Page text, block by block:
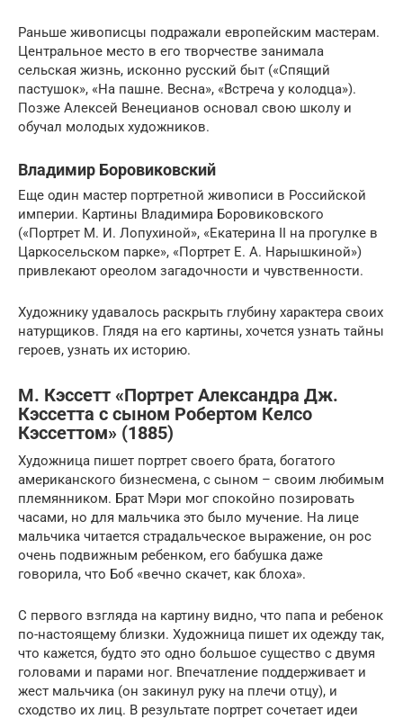
Раньше живописцы подражали европейским мастерам.
Центральное место в его творчестве занимала
сельская жизнь, исконно русский быт («Спящий
пастушок», «На пашне. Весна», «Встреча у колодца»).
Позже Алексей Венецианов основал свою школу и
обучал молодых художников.
Владимир Боровиковский
Еще один мастер портретной живописи в Российской
империи. Картины Владимира Боровиковского
(«Портрет М. И. Лопухиной», «Екатерина II на прогулке в
Царкосельском парке», «Портрет Е. А. Нарышкиной»)
привлекают ореолом загадочности и чувственности.
Художнику удавалось раскрыть глубину характера своих
натурщиков. Глядя на его картины, хочется узнать тайны
героев, узнать их историю.
М. Кэссетт «Портрет Александра Дж.
Кэссетта с сыном Робертом Келсо
Кэссеттом» (1885)
Художница пишет портрет своего брата, богатого
американского бизнесмена, с сыном – своим любимым
племянником. Брат Мэри мог спокойно позировать
часами, но для мальчика это было мучение. На лице
мальчика читается страдальческое выражение, он рос
очень подвижным ребенком, его бабушка даже
говорила, что Боб «вечно скачет, как блоха».
С первого взгляда на картину видно, что папа и ребенок
по-настоящему близки. Художница пишет их одежду так,
что кажется, будто это одно большое существо с двумя
головами и парами ног. Впечатление поддерживает и
жест мальчика (он закинул руку на плечи отцу), и
сходство их лиц. В результате портрет сочетает идеи